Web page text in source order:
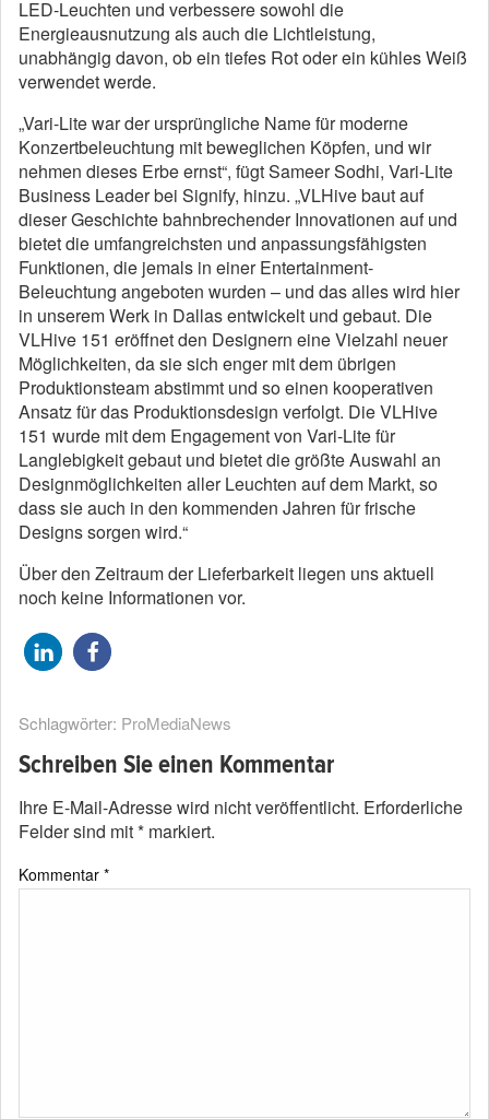
LED-Leuchten und verbessere sowohl die
Energieausnutzung als auch die Lichtleistung,
unabhängig davon, ob ein tiefes Rot oder ein kühles Weiß
verwendet werde.
„Vari-Lite war der ursprüngliche Name für moderne
Konzertbeleuchtung mit beweglichen Köpfen, und wir
nehmen dieses Erbe ernst“, fügt Sameer Sodhi, Vari-Lite
Business Leader bei Signify, hinzu. „VLHive baut auf
dieser Geschichte bahnbrechender Innovationen auf und
bietet die umfangreichsten und anpassungsfähigsten
Funktionen, die jemals in einer Entertainment-
Beleuchtung angeboten wurden – und das alles wird hier
in unserem Werk in Dallas entwickelt und gebaut. Die
VLHive 151 eröffnet den Designern eine Vielzahl neuer
Möglichkeiten, da sie sich enger mit dem übrigen
Produktionsteam abstimmt und so einen kooperativen
Ansatz für das Produktionsdesign verfolgt. Die VLHive
151 wurde mit dem Engagement von Vari-Lite für
Langlebigkeit gebaut und bietet die größte Auswahl an
Designmöglichkeiten aller Leuchten auf dem Markt, so
dass sie auch in den kommenden Jahren für frische
Designs sorgen wird.“
Über den Zeitraum der Lieferbarkeit liegen uns aktuell
noch keine Informationen vor.
Schlagwörter: ProMediaNews
Schreiben Sie einen Kommentar
Ihre E-Mail-Adresse wird nicht veröffentlicht. Erforderliche
Felder sind mit* markiert.
Kommentar *